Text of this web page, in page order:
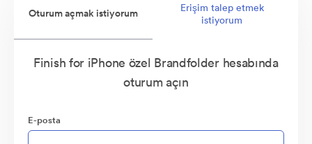
Oturum açmak istiyorum
Erişim talep etmek
istiyorum
Finish for iPhone özel Brandfolder hesabında
oturum açın
E-posta